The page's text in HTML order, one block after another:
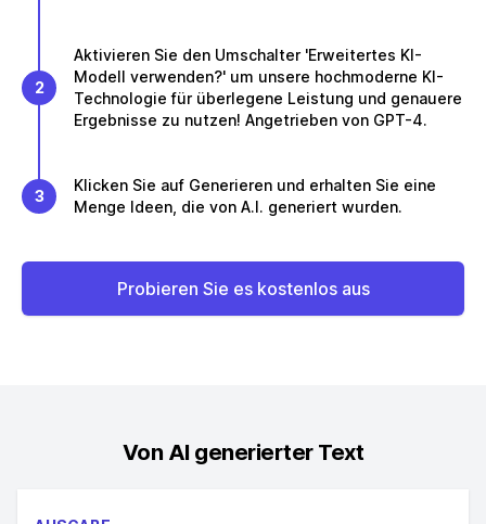
2
Aktivieren Sie den Umschalter 'Erweitertes KI-
Modell verwenden?' um unsere hochmoderne KI-
Technologie für überlegene Leistung und genauere
Ergebnisse zu nutzen! Angetrieben von GPT-4.
3
Klicken Sie auf Generieren und erhalten Sie eine
Menge Ideen, die von A.I. generiert wurden.
Probieren Sie es kostenlos aus
Von AI generierter Text